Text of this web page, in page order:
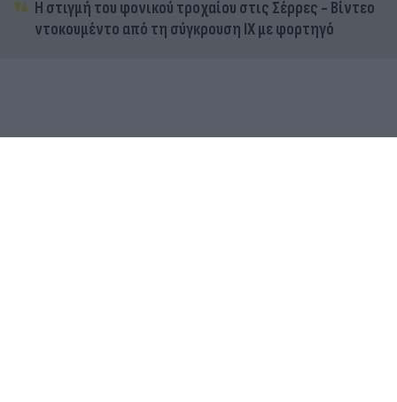
Η στιγμή του φονικού τροχαίου στις Σέρρες - Βίντεο
ντοκουμέντο από τη σύγκρουση ΙΧ με φορτηγό